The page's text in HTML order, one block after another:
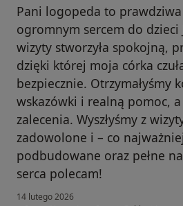
Pani logopeda to
ogromnym sercem do dzieci
wizyty stworzyła spokojną,
dzięki której moja córka
bezpiecznie. Otrzymałyśmy
wskazówki i realną pomoc,
zalecenia. Wyszłyśmy z
zadowolone i – co
podbudowane oraz pełne
serca polecam!
14 lutego 2026